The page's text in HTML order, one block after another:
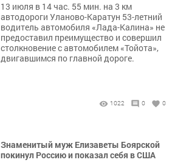
13 июля в 14 час. 55 мин. на 3 км
автодороги Уланово-Каратун 53-летний
водитель автомобиля «Лада-Калина» не
предоставил преимущество и совершил
столкновение с автомобилем «Тойота»,
двигавшимся по главной дороге.
1022 0 0
Знаменитый муж Елизаветы Боярской
покинул Россию и показал себя в США